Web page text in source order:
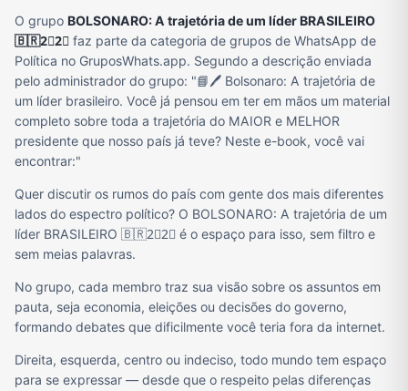
O grupo BOLSONARO: A trajetória de um líder BRASILEIRO
🇧🇷2⃣2⃣ faz parte da categoria de grupos de WhatsApp de
Política no GruposWhats.app. Segundo a descrição enviada
pelo administrador do grupo: "📘🖊️ Bolsonaro: A trajetória de
um líder brasileiro. Você já pensou em ter em mãos um material
completo sobre toda a trajetória do MAIOR e MELHOR
presidente que nosso país já teve? Neste e-book, você vai
encontrar:"
Quer discutir os rumos do país com gente dos mais diferentes
lados do espectro político? O BOLSONARO: A trajetória de um
líder BRASILEIRO 🇧🇷2⃣2⃣ é o espaço para isso, sem filtro e
sem meias palavras.
No grupo, cada membro traz sua visão sobre os assuntos em
pauta, seja economia, eleições ou decisões do governo,
formando debates que dificilmente você teria fora da internet.
Direita, esquerda, centro ou indeciso, todo mundo tem espaço
para se expressar — desde que o respeito pelas diferenças